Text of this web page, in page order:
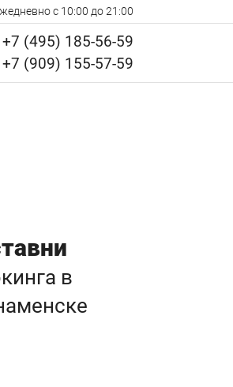
с 10:00 до 21:00
+7 (495) 185-56-59
+7 (909) 155-57-59
в